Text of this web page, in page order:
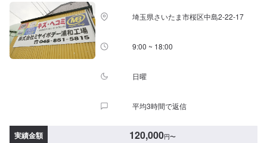
埼玉県さいたま市桜区中島2-22-17
9:00 ~ 18:00
日曜
平均3時間で返信
実績金額 120,000円〜